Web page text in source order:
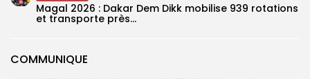
COMMUNIQUE
Magal 2026 : Dakar Dem Dikk mobilise 939 rotations
et transporte près...